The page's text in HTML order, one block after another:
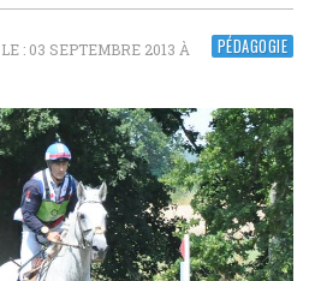
PÉDAGOGIE
: 03 SEPTEMBRE 2013 À